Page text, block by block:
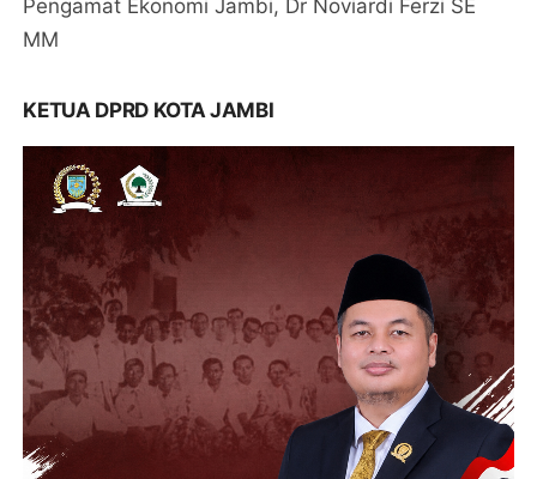
Pengamat Ekonomi Jambi, Dr Noviardi Ferzi SE
MM
KETUA DPRD KOTA JAMBI